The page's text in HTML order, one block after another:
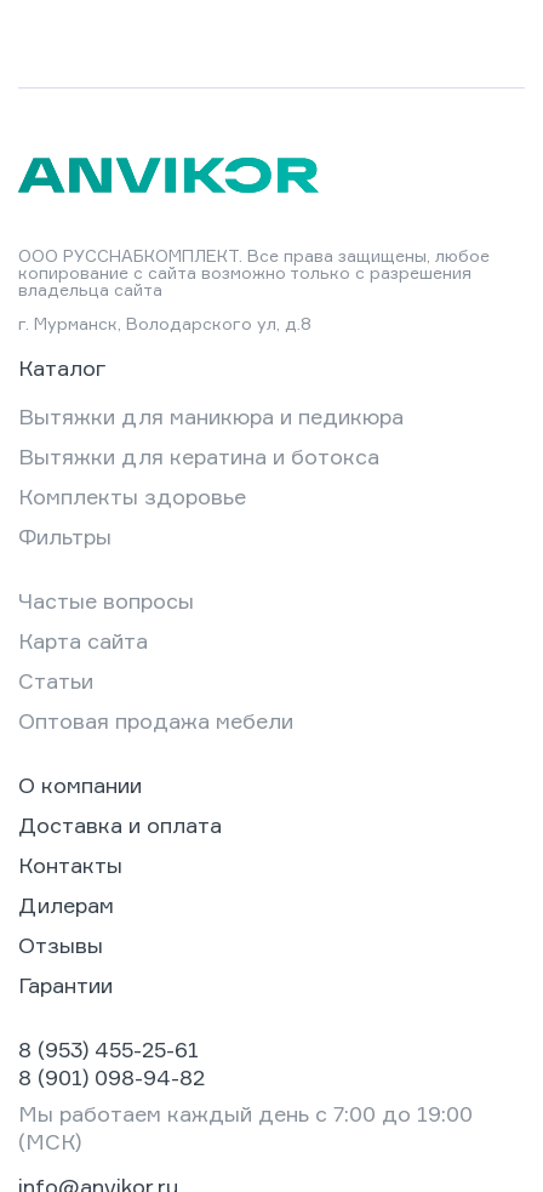
ООО РУССНАБКОМПЛЕКТ. Все права защищены, любое
копирование с сайта возможно только с разрешения
владельца сайта
г. Мурманск, Володарского ул, д.8
Каталог
Вытяжки для маникюра и педикюра
Вытяжки для кератина и ботокса
Комплекты здоровье
Фильтры
Частые вопросы
Карта сайта
Статьи
Оптовая продажа мебели
О компании
Доставка и оплата
Контакты
Дилерам
Отзывы
Гарантии
8 (953) 455-25-61
8 (901) 098-94-82
Мы работаем каждый день с 7:00 до 19:00
(МСК)
info@anvikor.ru